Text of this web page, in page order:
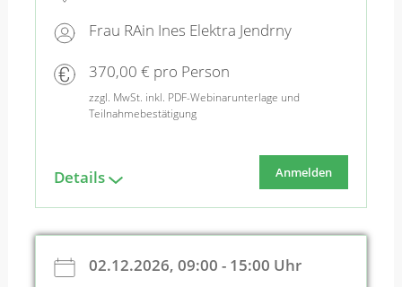
Frau RAin Ines Elektra Jendrny
370,00 € pro Person
zzgl. MwSt. inkl. PDF-Webinarunterlage und
Teilnahmebestätigung
Details Anmelden
02.12.2026, 09:00 - 15:00 Uhr